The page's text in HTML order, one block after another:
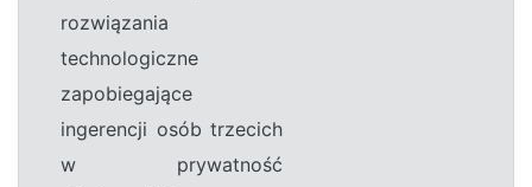
rozwiązania
technologiczne
zapobiegające
ingerencji osób trzecich
w prywatność